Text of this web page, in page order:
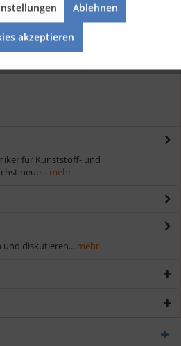
35,- Bestellwert
für Kunststoff- und
neue... mehr
und diskutieren... mehr
Ablehnen
akzeptieren